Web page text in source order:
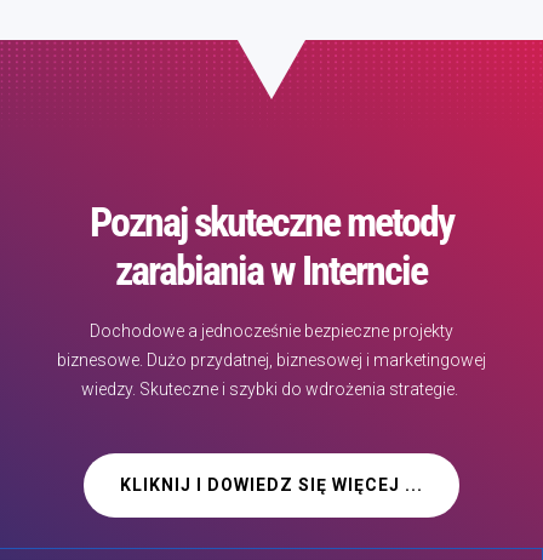
Poznaj skuteczne metody
zarabiania w Interncie
Dochodowe a jednocześnie bezpieczne projekty
biznesowe. Dużo przydatnej, biznesowej i marketingowej
wiedzy. Skuteczne i szybki do wdrożenia strategie.
KLIKNIJ I DOWIEDZ SIĘ WIĘCEJ ...